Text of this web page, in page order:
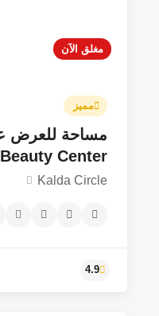
مغلق الآن
مميز
Beauty Center
Kalda Circle